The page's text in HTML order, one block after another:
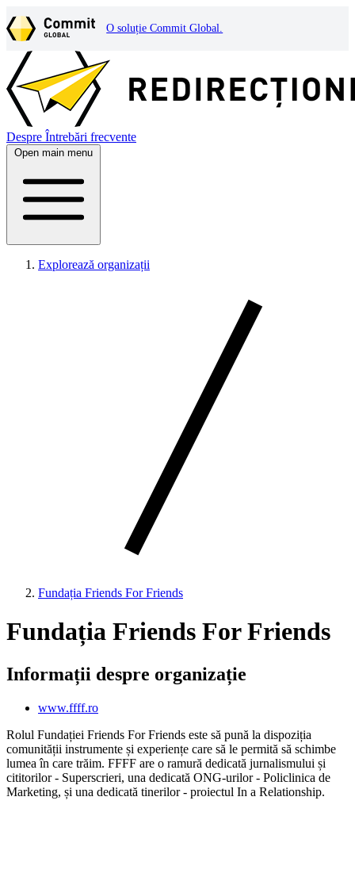
O soluție Commit Global.
Despre Întrebări frecvente
Open main menu
Explorează organizații
Fundația Friends For Friends
Fundația Friends For Friends
Informații despre organizație
www.ffff.ro
Rolul Fundației Friends For Friends este să pună la dispoziția
comunității instrumente și experiențe care să le permită să schimbe
lumea în care trăim. FFFF are o ramură dedicată jurnalismului și
cititorilor - Superscrieri, una dedicată ONG-urilor - Policlinica de
Marketing, și una dedicată tinerilor - proiectul In a Relationship.